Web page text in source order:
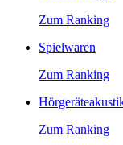
Zum Ranking
Spielwaren
Zum Ranking
Zum Ranking